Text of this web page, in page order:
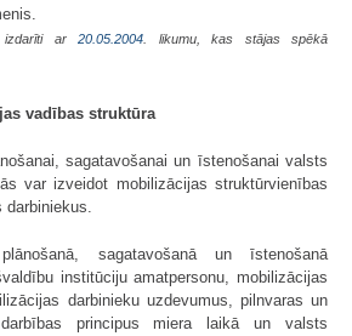
izdarīti ar20.05.2004. likumu, kas stājas spēkā
vadības struktūra
sagatavošanai un īstenošanai valsts
var izveidot mobilizācijas struktūrvienības
darbiniekus.
sagatavošanā un īstenošanā
institūciju amatpersonu, mobilizācijas
darbinieku uzdevumus, pilnvaras un
principus miera laikā un valsts